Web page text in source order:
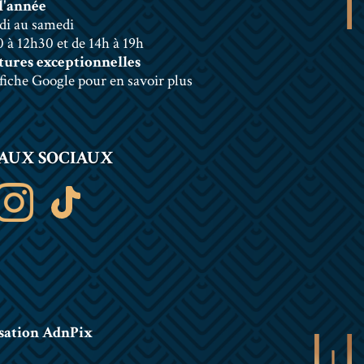
au samedi
à 12h30 et de 14h à 19h
exceptionnelles
Google pour en savoir plus
SOCIAUX
AdnPix